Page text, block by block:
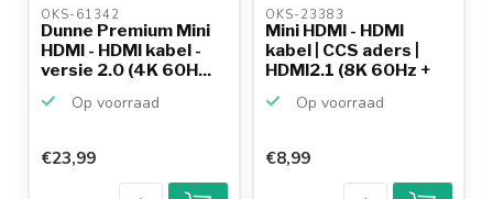
OKS-61342
Dunne Premium Mini
HDMI - HDMI kabel -
versie 2.0 (4K 60H...
Op voorraad
€23,99
OKS-23383
Mini HDMI - HDMI
kabel | CCS aders |
HDMI2.1 (8K 60Hz +
Op voorraad
€8,99